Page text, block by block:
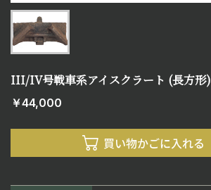
III/IV号戦車系アイスクラート (長方形)
￥44,000